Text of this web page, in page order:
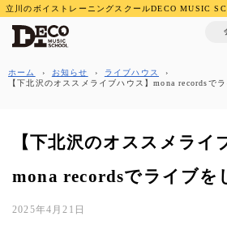
立川のボイストレーニングスクールDECO MUSIC
ホーム › お知らせ › ライブハウス
›
【下北沢のオススメライブハウス】mona recordsでラ
【下北沢のオススメライ
mona recordsでライブを
2025年4月21日